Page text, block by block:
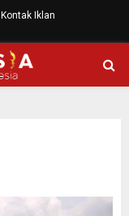
Kontak Iklan